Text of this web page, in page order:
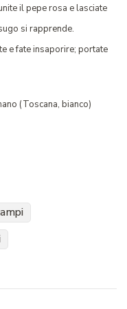
il pepe rosa e lasciate
si rapprende.
e fate insaporire; portate
(Toscana, bianco)